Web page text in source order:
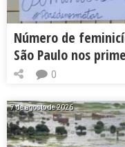
Número de
São Paulo nos
0
7 de agosto de 2026